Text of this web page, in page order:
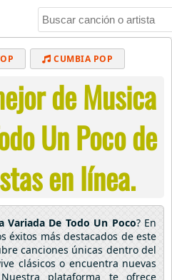
CUMBIA POP
MUSICA CRISTIANA
ALTERNATIVO
CUMBIAS
de Musica
Un Poco de
en línea.
Variada De Todo Un Poco? En
éxitos más destacados de este
canciones únicas dentro del
clásicos o encuentra nuevas
plataforma te ofrece